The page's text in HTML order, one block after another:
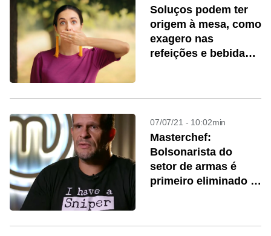
Soluços podem ter
origem à mesa, como
exagero nas
refeições e bebidas
07/07/21 - 10:02min
Masterchef:
Bolsonarista do
setor de armas é
primeiro eliminado e